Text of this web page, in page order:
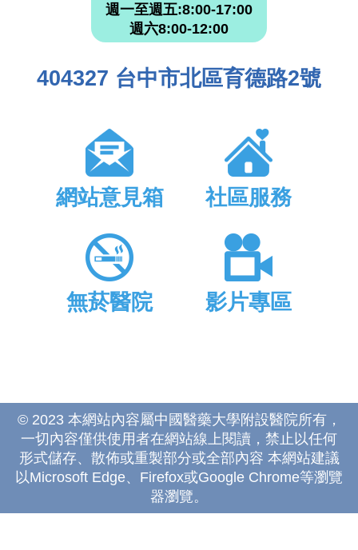
週一至週五:8:00-17:00
週六8:00-12:00
404327 台中市北區育德路2號
網站意見箱 社區服務
無菸醫院 影片專區
© 2023 本網站內容屬中國醫藥大學附設醫院所有，
一切內容僅供使用者在網站線上閱讀，禁止以任何
形式儲存、散佈或重製部分或全部內容 本網站建議
以Microsoft Edge、Firefox或Google Chrome等瀏覽
器瀏覽。